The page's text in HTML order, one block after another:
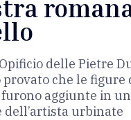
delle Pietre
che le figure
aggiunte in un
dell’artista urbinate